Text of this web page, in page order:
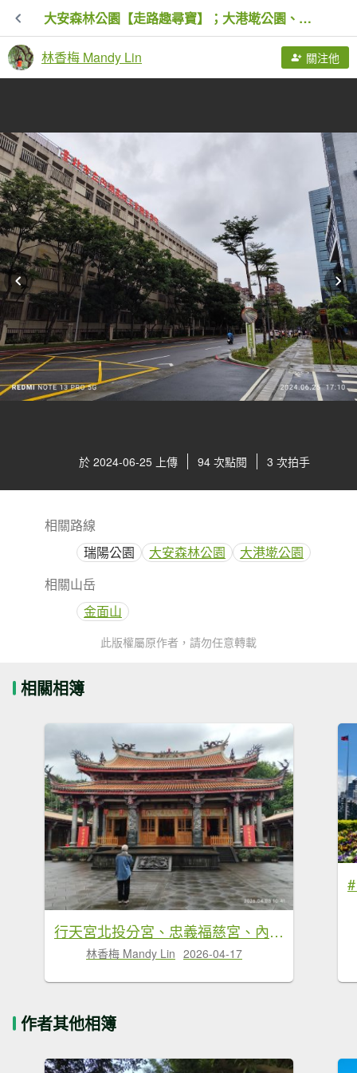
大安森林公園【走路趣尋寶】；大港墘公園、瑞陽公園【臺北健走趣】
林香梅 Mandy Lin 關注他
於 2024-06-25 上傳 94 次點閱 3 次拍手
相關路線
瑞陽公園
大安森林公園
大港墘公園
相關山岳
金面山
此版權屬原作者，請勿任意轉載
相關相簿
行天宮北投分宮、忠義福慈宮、內湖大港墘公園
林香梅 Mandy Lin 2026-04-17
作者其他相簿